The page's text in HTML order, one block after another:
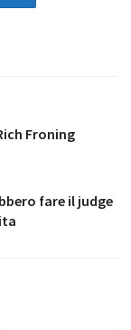
Froning
fare il judge